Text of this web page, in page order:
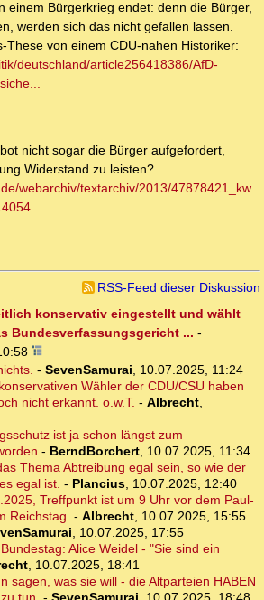
einem Bürgerkrieg endet: denn die Bürger,
werden sich das nicht gefallen lassen.
These von einem CDU-nahen Historiker:
deutschland/article256418386/AfD-
nicht sogar die Bürger aufgefordert,
Widerstand zu leisten?
webarchiv/textarchiv/2013/47878421_kw
RSS-Feed dieser Diskussion
konservativ eingestellt und wählt
Bundesverfassungsgericht ... -
- SevenSamurai, 10.07.2025, 11:24
Wähler der CDU/CSU haben
nicht erkannt. o.w.T. - Albrecht,
ist ja schon längst zum
- BerndBorchert, 10.07.2025, 11:34
Thema Abtreibung egal sein, so wie der
egal ist. - Plancius, 10.07.2025, 12:40
Treffpunkt ist um 9 Uhr vor dem Paul-
Reichstag. - Albrecht, 10.07.2025, 15:55
, 10.07.2025, 17:55
Alice Weidel - "Sie sind ein
, 10.07.2025, 18:41
sagen, was sie will - die Altparteien HABEN